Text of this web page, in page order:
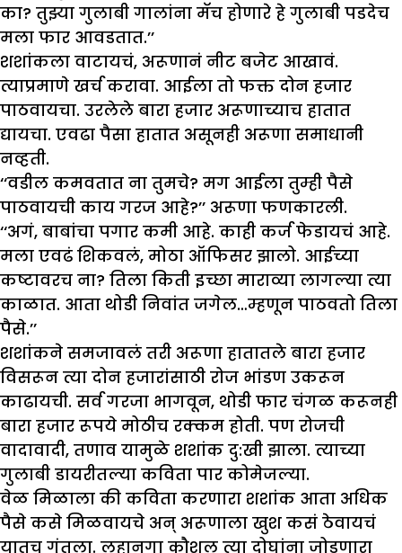
का? तुझ्या गुलाबी गालांना मॅच होणारे हे गुलाबी पडदेच
मला फार आवडतात.’’
शशांकला वाटायचं, अरूणानं नीट बजेट आखावं.
त्याप्रमाणे खर्च करावा. आईला तो फक्त दोन हजार
पाठवायचा. उरलेले बारा हजार अरूणाच्याच हातात
द्यायचा. एवढा पैसा हातात असूनही अरूणा समाधानी
नव्हती.
‘‘वडील कमवतात ना तुमचे? मग आईला तुम्ही पैसे
पाठवायची काय गरज आहे?’’ अरूणा फणकारली.
‘‘अगं, बाबांचा पगार कमी आहे. काही कर्ज फेडायचं आहे.
मला एवढं शिकवलं, मोठा ऑफिसर झालो. आईच्या
कष्टावरच ना? तिला किती इच्छा माराव्या लागल्या त्या
काळात. आता थोडी निवांत जगेल…म्हणून पाठवतो तिला
पैसे.’’
शशांकने समजावलं तरी अरूणा हातातले बारा हजार
विसरून त्या दोन हजारांसाठी रोज भांडण उकरून
काढायची. सर्व गरजा भागवून, थोडी फार चंगळ करूनही
बारा हजार रूपये मोठीच रक्कम होती. पण रोजची
वादावादी, तणाव यामुळे शशांक दु:खी झाला. त्याच्या
गुलाबी डायरीतल्या कविता पार कोमेजल्या.
वेळ मिळाला की कविता करणारा शशांक आता अधिक
पैसे कसे मिळवायचे अन् अरूणाला खुश कसं ठेवायचं
यातच गुंतला. लहानगा कौशल त्या दोघांना जोडणारा